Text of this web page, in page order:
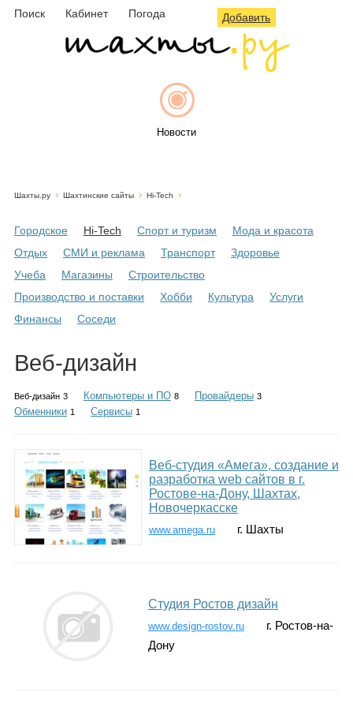
Поиск Кабинет Погода Добавить
Новости
Объявления
Гороскоп
Шахты.ру Шахтинские сайты Hi-Tech
Городское Hi-Tech Спорт и туризм
Мода и красота
Отдых
СМИ и реклама Транспорт
Здоровье
Учеба
Магазины
Строительство
Производство и поставки
Хобби Культура
Услуги
Финансы
Соседи
Веб-дизайн
Веб-дизайн 3 Компьютеры и ПО 8 Провайдеры 3
Обменники 1 Сервисы 1
Веб-студия «Амега», создание и
разработка web сайтов в г.
Ростове-на-Дону, Шахтах,
Новочеркасске
www.amega.ru г. Шахты
Студия Ростов дизайн
www.design-rostov.ru
г. Ростов-на-
Дону